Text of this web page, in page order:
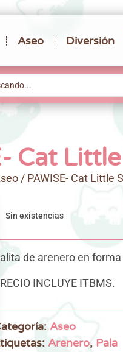
Aseo Diversión
Cat
/ PAWISE- Cat Little
Sin existencias
de arenero en
INCLUYE ITBMS.
Aseo
Arenero, Pala